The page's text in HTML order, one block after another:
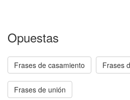
Opuestas
Frases de casamiento Frases
Frases de unión